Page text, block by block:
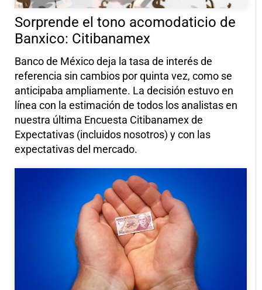
Sorprende el tono acomodaticio de
Banxico: Citibanamex
Banco de México deja la tasa de interés de
referencia sin cambios por quinta vez, como se
anticipaba ampliamente. La decisión estuvo en
línea con la estimación de todos los analistas en
nuestra última Encuesta Citibanamex de
Expectativas (incluidos nosotros) y con las
expectativas del mercado.